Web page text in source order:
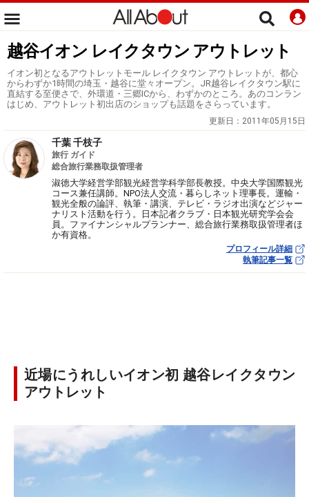
越谷イオン レイクタウン アウトレット
イオン初となるアウトレットモール レイクタウン アウトレットが、都心
からわずか1時間の埼玉・越谷に堂々オープン。JR越谷レイクタウン駅に
直結する至便さで、外環道・三郷ICから、わずかのところ。あのコンラン
はじめ、アウトレット初出店のショップも話題をさらっています。
更新日： 2011年05月15日
千葉 千枝子
旅行 ガイド
総合旅行業務取扱管理者
淑徳大学経営学部観光経営学科学部長教授。中央大学国際観光
コース兼任講師。NPO法人交流・暮らしネット理事長。運輸・
観光全般の論評、執筆・講演、テレビ・ラジオ出演などジャー
ナリスト活動を行う。日本記者クラブ・日本観光研究学会会
員。ファイナンシャルプランナー、総合旅行業務取扱管理者ほ
か有資格。
プロフィール詳細
執筆記事一覧
近場にうれしいイオン初 越谷レイクタウン
アウトレット